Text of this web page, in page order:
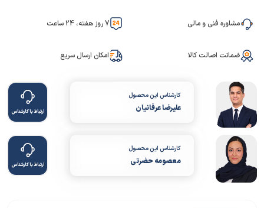
مشاوره فنی و مالی 7 روز هفته، 24 ساعت
ضمانت اصالت کالا امکان ارسال سریع
کارشناس این محصول
علیرضا عرفانیان ارتباط با کارشناس
کارشناس این محصول
معصومه حضرتی ارتباط با کارشناس